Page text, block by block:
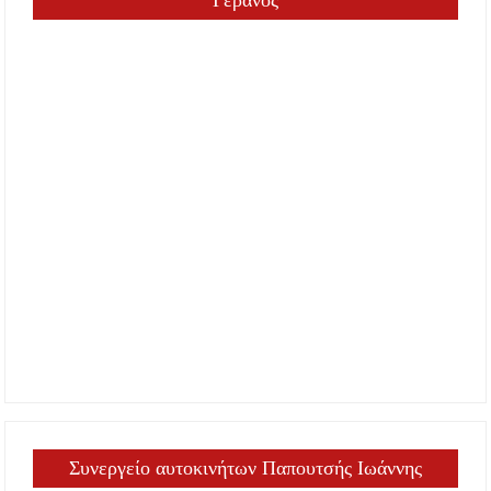
Συνεργείο αυτοκινήτων Παπουτσής Ιωάννης